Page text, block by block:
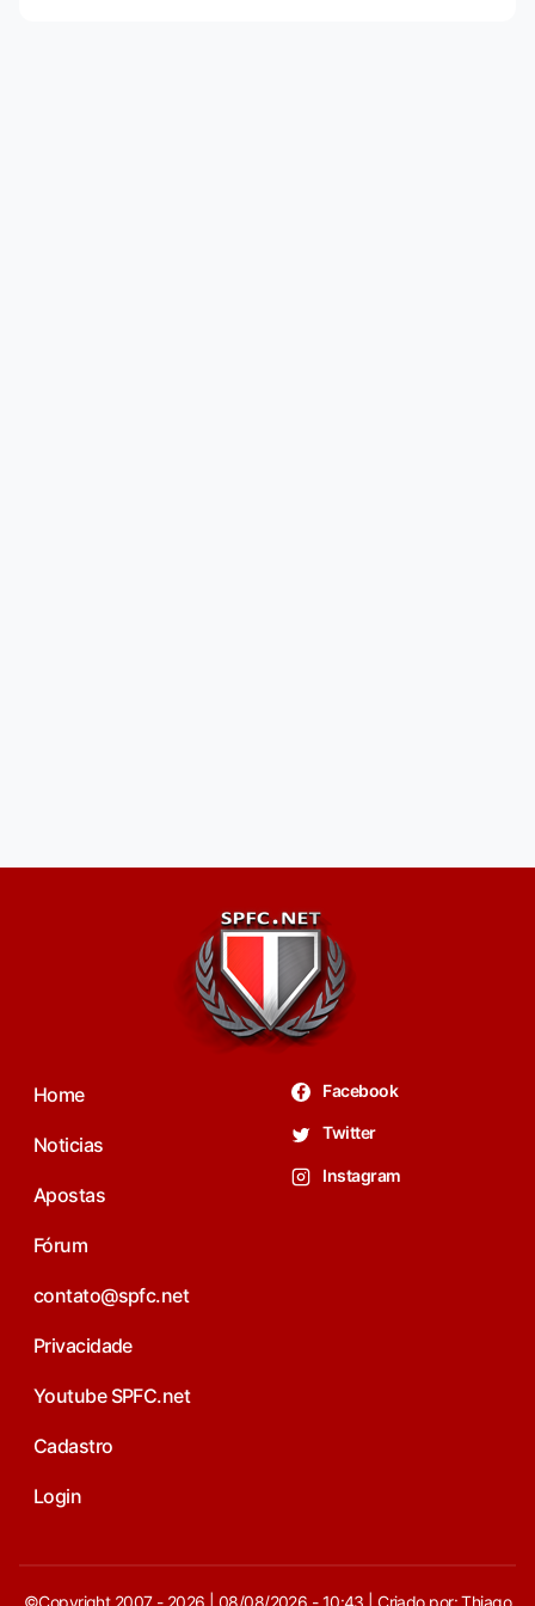
Home
Noticias
Apostas
Fórum
contato@spfc.net
Privacidade
Youtube SPFC.net
Cadastro
Login
Facebook
Twitter
Instagram